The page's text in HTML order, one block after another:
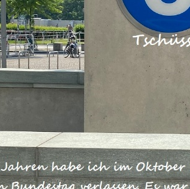
des heimischen
kam jetzt der
Kreisverbandes
Zumloh zu einem
nach Berlin. „Ich
des
Johannes
gewinnen konnte.“